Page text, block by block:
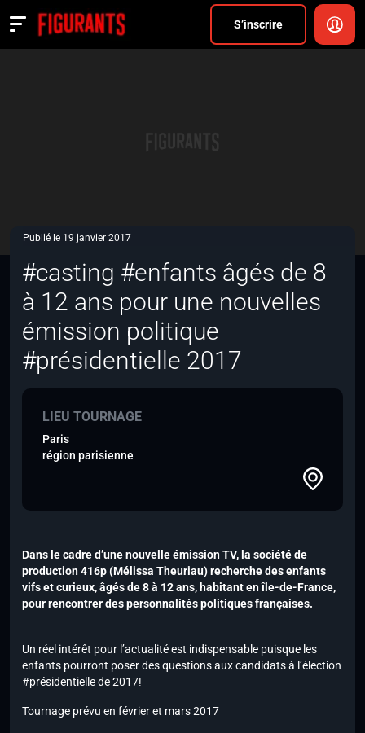
S’inscrire
Actualités
Publié le 19 janvier 2017
#casting #enfants âgés de 8
à 12 ans pour une nouvelles
émission politique
#présidentielle 2017
LIEU TOURNAGE
Paris
région parisienne
Dans le cadre d’une nouvelle émission TV, la société de
production 416p (Mélissa Theuriau) recherche des enfants
vifs et curieux, âgés de 8 à 12 ans, habitant en île-de-France,
pour rencontrer des personnalités politiques françaises.
Un réel intérêt pour l’actualité est indispensable puisque les
enfants pourront poser des questions aux candidats à l’élection
#présidentielle de 2017!
Tournage prévu en février et mars 2017